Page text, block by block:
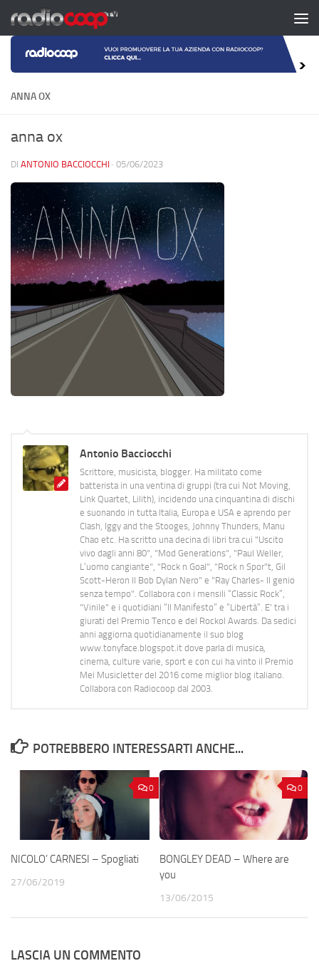
Salta al contenuto
ANNA OX
anna ox
DI ANTONIO BACCIOCCHI · 05/06/2023
Antonio Bacciocchi
Scrittore, musicista, blogger. Ha militato come
batterista in una ventina di gruppi (tra cui Not Moving,
Link Quartet, Lilith), incidendo una cinquantina di dischi
e suonando in tutta Italia, Europa e USA e aprendo per
Clash, Iggy and the Stooges, Johnny Thunders, Manu
Chao etc. Ha scritto una decina di libri tra cui "Uscito
vivo dagli anni 80", "Mod Generations", "Paul Weller,
L’uomo cangiante", "Rock n Goal", "Rock n Spor"t, Gil
Scott-Heron Il Bob Dylan Nero" e "Ray Charles- Il genio
senza tempo". Collabora con i mensili “Classic Rock”,
"Vinile" e i quotidiani “Il Manifesto” e “Libertà”. E' tra i
giurati del Premio Tenco e del Rockol Awards. Da sedici
anni aggiorna quotidianamente il suo blog
www.tonyface.blogspot.it dove parla di musica,
cinema, culture varie, sport e con cui ha vinto il Premio
Mei Musicletter del 2016 come miglior blog italiano.
Collabora con Radiocoop dal 2003.
POTREBBERO INTERESSARTI ANCHE...
0
NICOLO’ CARNESI – Spogliati
27/06/2019
0
BONGLEY DEAD – Where are
you
13/06/2015
LASCIA UN COMMENTO